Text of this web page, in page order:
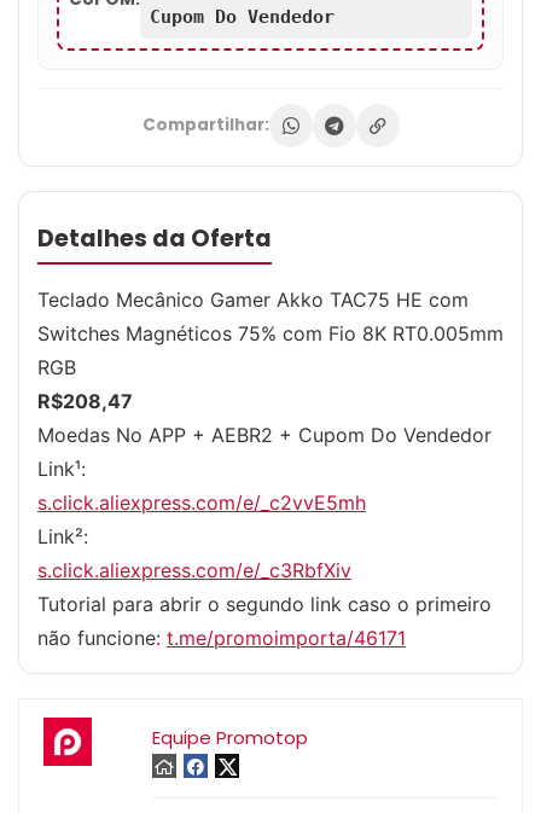
Cupom Do Vendedor
Compartilhar:
Detalhes da Oferta
Teclado Mecânico Gamer Akko TAC75 HE com
Switches Magnéticos 75% com Fio 8K RT0.005mm
RGB
R$208,47
Moedas No APP + AEBR2 + Cupom Do Vendedor
Link¹:
s.click.aliexpress.com/e/_c2vvE5mh
Link²:
s.click.aliexpress.com/e/_c3RbfXiv
Tutorial para abrir o segundo link caso o primeiro
não funcione: t.me/promoimporta/46171
Equipe Promotop